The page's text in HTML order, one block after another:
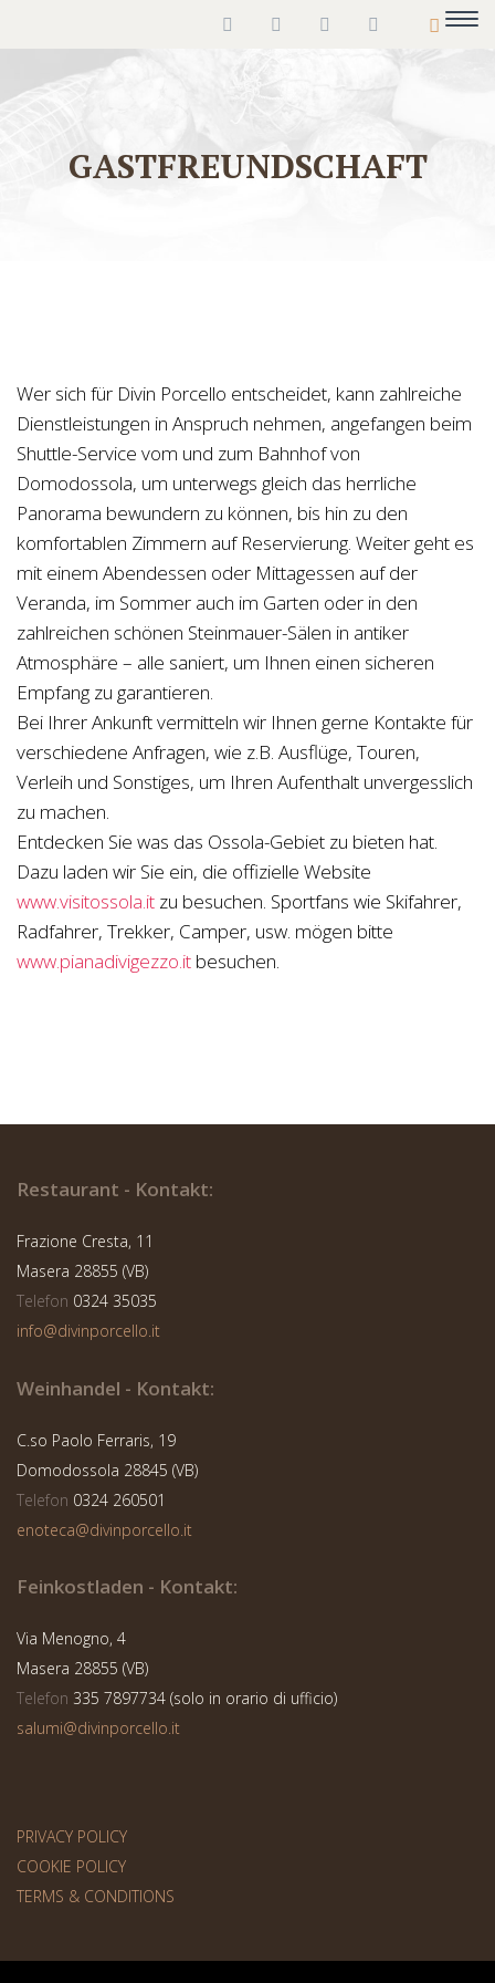
GASTFREUNDSCHAFT
Wer sich für Divin Porcello entscheidet, kann zahlreiche
Dienstleistungen in Anspruch nehmen, angefangen beim
Shuttle-Service vom und zum Bahnhof von
Domodossola, um unterwegs gleich das herrliche
Panorama bewundern zu können, bis hin zu den
komfortablen Zimmern auf Reservierung. Weiter geht es
mit einem Abendessen oder Mittagessen auf der
Veranda, im Sommer auch im Garten oder in den
zahlreichen schönen Steinmauer-Sälen in antiker
Atmosphäre – alle saniert, um Ihnen einen sicheren
Empfang zu garantieren.
Bei Ihrer Ankunft vermitteln wir Ihnen gerne Kontakte für
verschiedene Anfragen, wie z.B. Ausflüge, Touren,
Verleih und Sonstiges, um Ihren Aufenthalt unvergesslich
zu machen.
Entdecken Sie was das Ossola-Gebiet zu bieten hat.
Dazu laden wir Sie ein, die offizielle Website
www.visitossola.it zu besuchen. Sportfans wie Skifahrer,
Radfahrer, Trekker, Camper, usw. mögen bitte
www.pianadivigezzo.it besuchen.
Restaurant - Kontakt:
Frazione Cresta, 11
Masera 28855 (VB)
Telefon 0324 35035
info@divinporcello.it
Weinhandel - Kontakt:
C.so Paolo Ferraris, 19
Domodossola 28845 (VB)
Telefon 0324 260501
enoteca@divinporcello.it
Feinkostladen - Kontakt:
Via Menogno, 4
Masera 28855 (VB)
Telefon 335 7897734 (solo in orario di ufficio)
salumi@divinporcello.it
PRIVACY POLICY
COOKIE POLICY
TERMS & CONDITIONS